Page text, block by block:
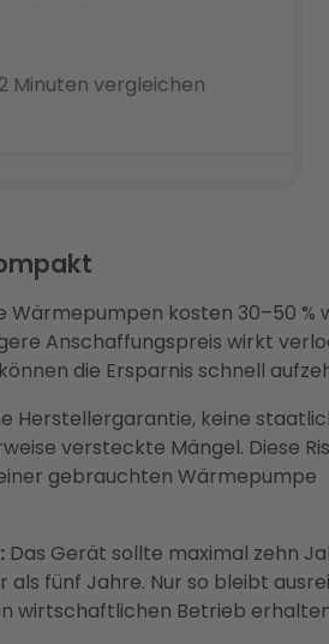
kosten 30–50 %
Anschaffungspreis wirkt
die Ersparnis schnell
Herstellergarantie, keine
versteckte Mängel. Diese
gebrauchten Wärmepumpe
Das Gerät sollte maximal zehn
als fünf Jahre. Nur so bleibt
wirtschaftlichen Betrieb